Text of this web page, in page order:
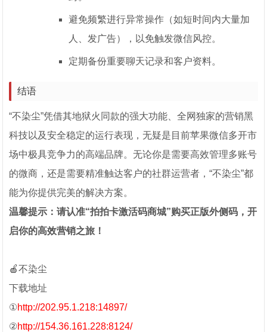
避免频繁进行异常操作（如短时间内大量加
人、发广告），以免触发微信风控。
定期备份重要聊天记录和客户资料。
结语
“不染尘”凭借其地狱火同款的强大功能、全网独家的营销黑
科技以及安全稳定的运行表现，无疑是目前苹果微信多开市
场中极具竞争力的高端品牌。无论你是需要高效管理多账号
的微商，还是需要精准触达客户的社群运营者，“不染尘”都
能为你提供完美的解决方案。
温馨提示：请认准“拍拍卡激活码商城”购买正版外侧码，开
启你的高效营销之旅！
🍎不染尘
下载地址
①http://202.95.1.218:14897/
②http://154.36.161.228:8124/